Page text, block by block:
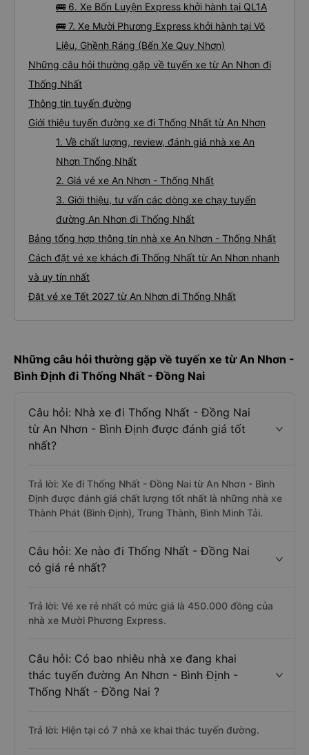
🚌 6. Xe Bốn Luyện Express khởi hành tại QL1A
🚌 7. Xe Mười Phương Express khởi hành tại Võ
Liệu, Ghềnh Ráng (Bến Xe Quy Nhơn)
Những câu hỏi thường gặp về tuyến xe từ An Nhơn đi
Thống Nhất
Thông tin tuyến đường
Giới thiệu tuyến đường xe đi Thống Nhất từ An Nhơn
1. Về chất lượng, review, đánh giá nhà xe An
Nhơn Thống Nhất
2. Giá vé xe An Nhơn - Thống Nhất
3. Giới thiệu, tư vấn các dòng xe chạy tuyến
đường An Nhơn đi Thống Nhất
Bảng tổng hợp thông tin nhà xe An Nhơn - Thống Nhất
Cách đặt vé xe khách đi Thống Nhất từ An Nhơn nhanh
và uy tín nhất
Đặt vé xe Tết 2027 từ An Nhơn đi Thống Nhất
Những câu hỏi thường gặp về tuyến xe từ An Nhơn -
Bình Định đi Thống Nhất - Đồng Nai
Câu hỏi: Nhà xe đi Thống Nhất - Đồng Nai
từ An Nhơn - Bình Định được đánh giá tốt
nhất?
Trả lời: Xe đi Thống Nhất - Đồng Nai từ An Nhơn - Bình
Định được đánh giá chất lượng tốt nhất là những nhà xe
Thành Phát (Bình Định), Trung Thành, Bình Minh Tải.
Câu hỏi: Xe nào đi Thống Nhất - Đồng Nai
có giá rẻ nhất?
Trả lời: Vé xe rẻ nhất có mức giá là 450.000 đồng của
nhà xe Mười Phương Express.
Câu hỏi: Có bao nhiêu nhà xe đang khai
thác tuyến đường An Nhơn - Bình Định -
Thống Nhất - Đồng Nai ?
Trả lời: Hiện tại có 7 nhà xe khai thác tuyến đường.